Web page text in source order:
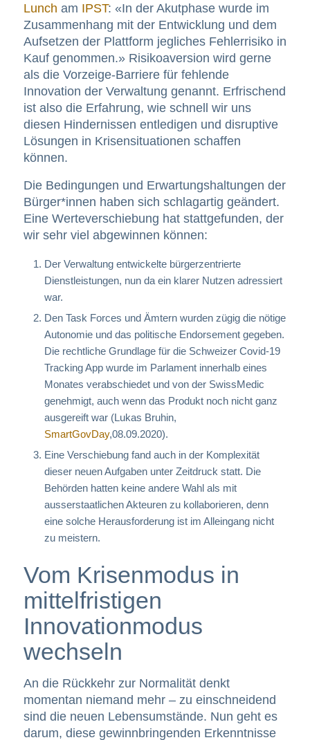
Lunch am IPST: «In der Akutphase wurde im
Zusammenhang mit der Entwicklung und dem
Aufsetzen der Plattform jegliches Fehlerrisiko in
Kauf genommen.» Risikoaversion wird gerne
als die Vorzeige-Barriere für fehlende
Innovation der Verwaltung genannt. Erfrischend
ist also die Erfahrung, wie schnell wir uns
diesen Hindernissen entledigen und disruptive
Lösungen in Krisensituationen schaffen
können.
Die Bedingungen und Erwartungshaltungen der
Bürger*innen haben sich schlagartig geändert.
Eine Werteverschiebung hat stattgefunden, der
wir sehr viel abgewinnen können:
Der Verwaltung entwickelte bürgerzentrierte
Dienstleistungen, nun da ein klarer Nutzen adressiert
war.
Den Task Forces und Ämtern wurden zügig die nötige
Autonomie und das politische Endorsement gegeben.
Die rechtliche Grundlage für die Schweizer Covid-19
Tracking App wurde im Parlament innerhalb eines
Monates verabschiedet und von der SwissMedic
genehmigt, auch wenn das Produkt noch nicht ganz
ausgereift war (Lukas Bruhin,
SmartGovDay,08.09.2020).
Eine Verschiebung fand auch in der Komplexität
dieser neuen Aufgaben unter Zeitdruck statt. Die
Behörden hatten keine andere Wahl als mit
ausserstaatlichen Akteuren zu kollaborieren, denn
eine solche Herausforderung ist im Alleingang nicht
zu meistern.
Vom Krisenmodus in
mittelfristigen
Innovationmodus
wechseln
An die Rückkehr zur Normalität denkt
momentan niemand mehr – zu einschneidend
sind die neuen Lebensumstände. Nun geht es
darum, diese gewinnbringenden Erkenntnisse